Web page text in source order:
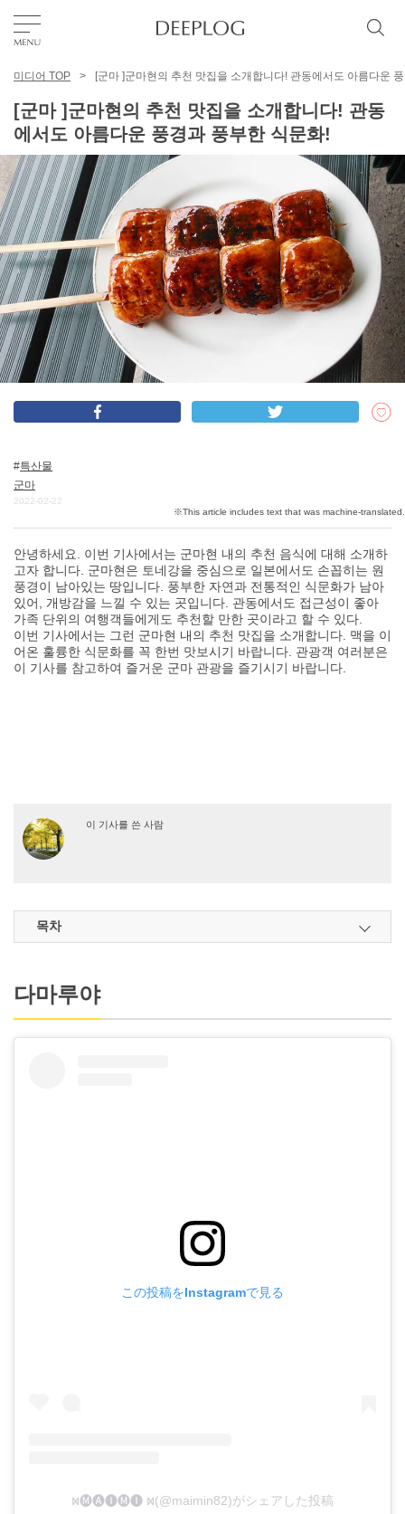
TOP
에리어
카테고리
한국어
USD
DEEPLOG란
개인 정보보호
문의
회사개요
여행작가 모집
미디어 TOP [군마 ]군마현의 추천 맛집을 소개합니다! 관동에서도 아름다운
[군마 ]군마현의 추천 맛집을 소개합니다! 관동
에서도 아름다운 풍경과 풍부한 식문화!
특산물
군마
2022-02-22
안녕하세요. 이번 기사에서는 군마현 내의 추천 음식에 대해 소개하
고자 합니다. 군마현은 토네강을 중심으로 일본에서도 손꼽히는 원
풍경이 남아있는 땅입니다. 풍부한 자연과 전통적인 식문화가 남아
있어, 개방감을 느낄 수 있는 곳입니다. 관동에서도 접근성이 좋아
가족 단위의 여행객들에게도 추천할 만한 곳이라고 할 수 있다.
이번 기사에서는 그런 군마현 내의 추천 맛집을 소개합니다. 맥을 이
어온 훌륭한 식문화를 꼭 한번 맛보시기 바랍니다. 관광객 여러분은
이 기사를 참고하여 즐거운 군마 관광을 즐기시기 바랍니다.
이 기사를 쓴 사람
목차
다마루야
この投稿をInstagramで見る
ⳮ🅜🅐🅘🅜🅘 ⳮ(@maimin82)がシェアした投稿